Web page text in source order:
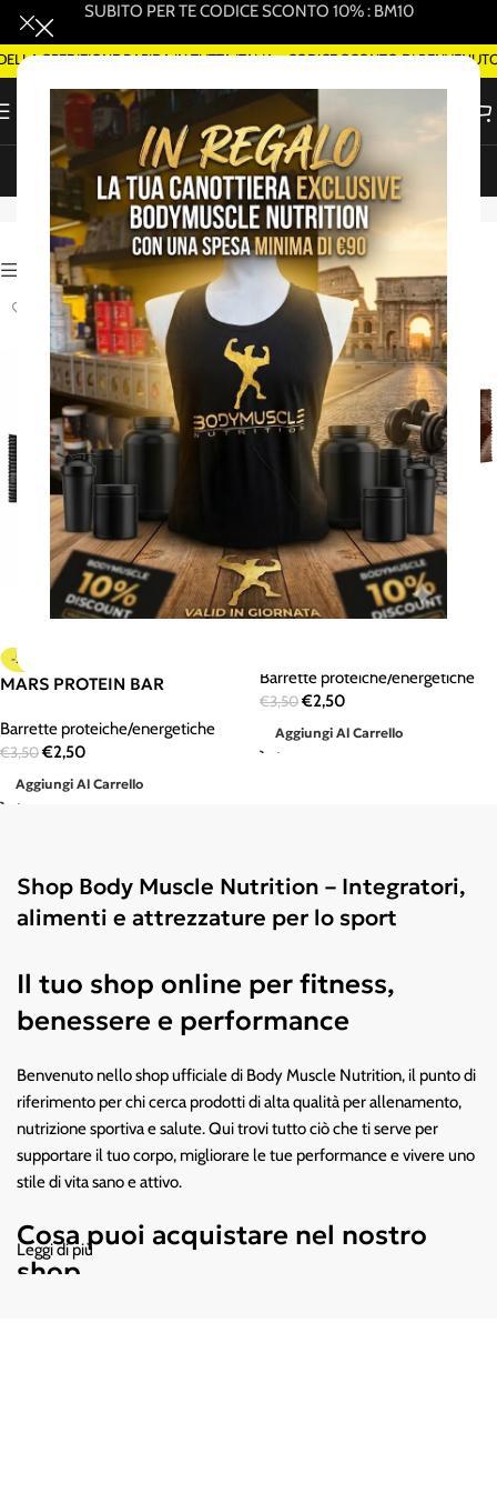
SUBITO PER TE CODICE SCONTO 10% : BM10
SPEDIZIONE RAPIDA IN TUTTA ITALIA - CODICE SCONTO DI BENVENUTO
ORDINA SMART DELIVERY SU WHATSAPP (ROMA)
Snickers/Mars
Attiva Filtri
-29%
MARS PROTEIN BAR
Barrette proteiche/energetiche
€3,50€2,50
Aggiungi Al Carrello
-29%
Barrette proteiche/energetiche
€3,50€2,50
Aggiungi Al Carrello
Shop Body Muscle Nutrition – Integratori,
alimenti e attrezzature per lo sport
Il tuo shop online per fitness,
benessere e performance
Benvenuto nello shop ufficiale di Body Muscle Nutrition, il punto di
riferimento per chi cerca prodotti di alta qualità per allenamento,
nutrizione sportiva e salute. Qui trovi tutto ciò che ti serve per
supportare il tuo corpo, migliorare le tue performance e vivere uno
stile di vita sano e attivo.
Cosa puoi acquistare nel nostro
shop
Leggi di più